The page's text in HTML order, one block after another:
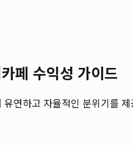
페 수익성 가이드
연하고 자율적인 분위기를